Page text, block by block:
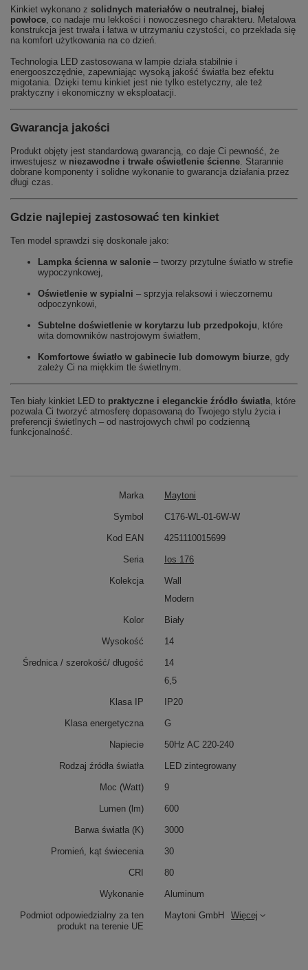
Kinkiet wykonano z solidnych materiałów o neutralnej, białej
powłoce, co nadaje mu lekkości i nowoczesnego charakteru. Metalowa
konstrukcja jest trwała i łatwa w utrzymaniu czystości, co przekłada się
na komfort użytkowania na co dzień.
Technologia LED zastosowana w lampie działa stabilnie i
energooszczędnie, zapewniając wysoką jakość światła bez efektu
migotania. Dzięki temu kinkiet jest nie tylko estetyczny, ale też
praktyczny i ekonomiczny w eksploatacji.
Gwarancja jakości
Produkt objęty jest standardową gwarancją, co daje Ci pewność, że
inwestujesz w niezawodne i trwałe oświetlenie ścienne. Starannie
dobrane komponenty i solidne wykonanie to gwarancja działania przez
długi czas.
Gdzie najlepiej zastosować ten kinkiet
Ten model sprawdzi się doskonale jako:
Lampka ścienna w salonie – tworzy przytulne światło w strefie
wypoczynkowej,
Oświetlenie w sypialni – sprzyja relaksowi i wieczornemu
odpoczynkowi,
Subtelne doświetlenie w korytarzu lub przedpokoju, które
wita domowników nastrojowym światłem,
Komfortowe światło w gabinecie lub domowym biurze, gdy
zależy Ci na miękkim tle świetlnym.
Ten biały kinkiet LED to praktyczne i eleganckie źródło światła, które
pozwala Ci tworzyć atmosferę dopasowaną do Twojego stylu życia i
preferencji świetlnych – od nastrojowych chwil po codzienną
funkcjonalność.
Marka Maytoni
Podmiot odpowiedzialny za ten
produkt na terenie UE
Maytoni GmbH Więcej
Symbol C176-WL-01-6W-W
Kod EAN 4251110015699
Seria Ios 176
Kolekcja
Wall
Modern
Kolor Biały
Wysokość 14
Średnica / szerokość/ długość
14
6,5
Klasa IP IP20
Klasa energetyczna G
Napiecie 50Hz AC 220-240
Rodzaj źródła światła LED zintegrowany
Moc (Watt) 9
Lumen (lm) 600
Barwa światła (K) 3000
Promień, kąt świecenia 30
CRI 80
Wykonanie Aluminum